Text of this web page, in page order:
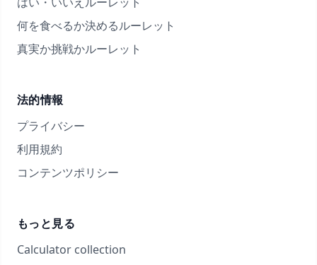
何を食べるか決めるルーレット
真実か挑戦かルーレット
法的情報
プライバシー
利用規約
コンテンツポリシー
もっと見る
Calculator collection